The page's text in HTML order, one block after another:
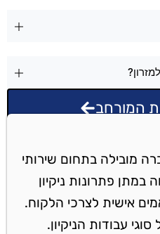
המורחב
מובילה בתחום שירותי
במתן פתרונות ניקיון
אישית לצרכי הלקוח.
עבודות הניקיון.